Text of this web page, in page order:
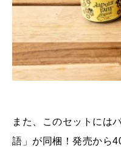
また、このセットには
語」が同梱！発売から